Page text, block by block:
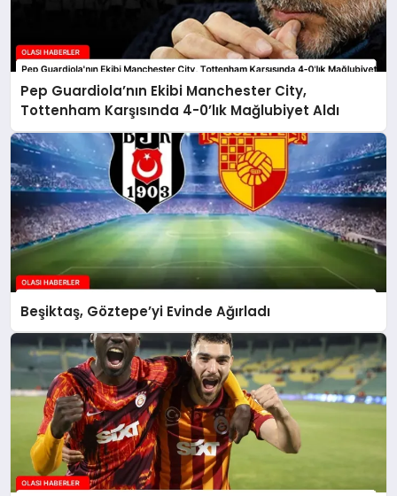
Pep Guardiola’nın Ekibi Manchester City,
Tottenham Karşısında 4-0’lık Mağlubiyet Aldı
Beşiktaş, Göztepe’yi Evinde Ağırladı